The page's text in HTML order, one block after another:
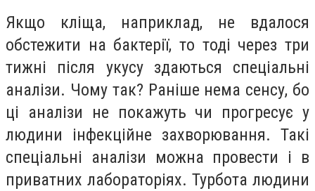
Якщо кліща, наприклад, не вдалося
обстежити на бактерії, то тоді через три
тижні після укусу здаються спеціальні
аналізи. Чому так? Раніше нема сенсу, бо
ці аналізи не покажуть чи прогресує у
людини інфекційне захворювання. Такі
спеціальні аналізи можна провести і в
приватних лабораторіях. Турбота людини